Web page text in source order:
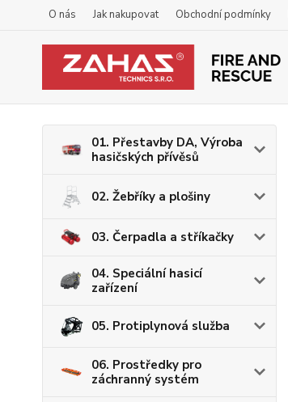
O nás Jak nakupovat Obchodní podmínky
01. Přestavby DA, Výroba
hasičských přívěsů
02. Žebříky a plošiny
03. Čerpadla a stříkačky
04. Speciální hasicí
zařízení
05. Protiplynová služba
06. Prostředky pro
záchranný systém